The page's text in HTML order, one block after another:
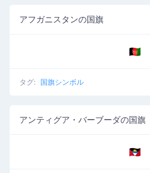
アフガニスタンの国旗
🇦🇫
タグ: 国旗シンボル
アンティグア・バーブーダの国旗
🇦🇬